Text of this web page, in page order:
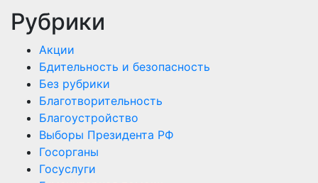
Рубрики
Акции
Бдительность и безопасность
Без рубрики
Благотворительность
Благоустройство
Выборы Президента РФ
Госорганы
Госуслуги